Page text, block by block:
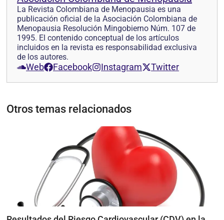
La Revista Colombiana de Menopausia es una
publicación oficial de la Asociación Colombiana de
Menopausia Resolución Mingobierno Núm. 107 de
1995. El contenido conceptual de los artículos
incluidos en la revista es responsabilidad exclusiva
de los autores.
Web Facebook Instagram Twitter
Otros temas relacionados